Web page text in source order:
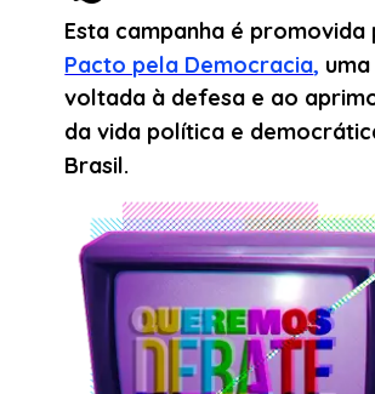
Pacto pela Democracia,
voltada à defesa e ao
da vida política e
Brasil.